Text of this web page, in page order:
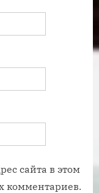
сайта в этом
комментариев.